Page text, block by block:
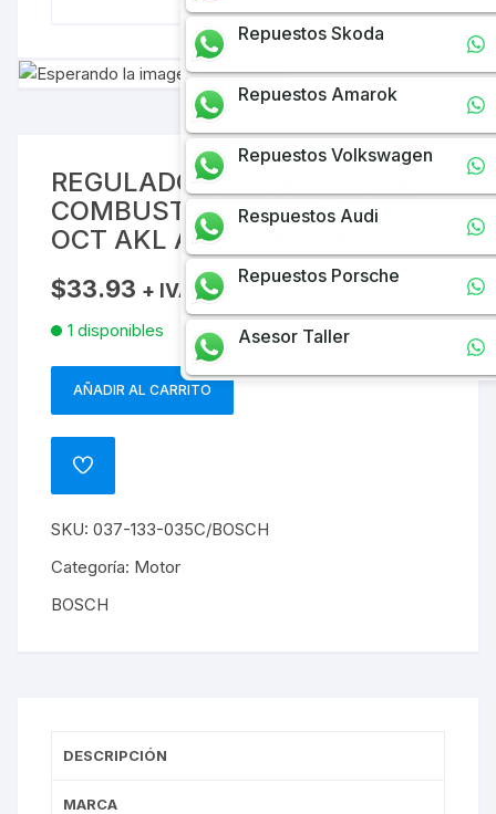
REGULADOR DE PRESION DE
COMBUSTIBLE FAB 2,0 AZL
OCT AKL AGU AGN APK
$33.93 + IVA
1 disponibles
REGULADOR
PRESION
FAB
2,0
OCT
cantidad
AÑADIR AL CARRITO
ADD
SKU: 037-133-035C/BOSCH
Categoría: Motor
BOSCH
DESCRIPCIÓN
MARCA
Repuestos Skoda
Repuestos Amarok
Repuestos Volkswagen
Respuestos Audi
Repuestos Porsche
Asesor Taller